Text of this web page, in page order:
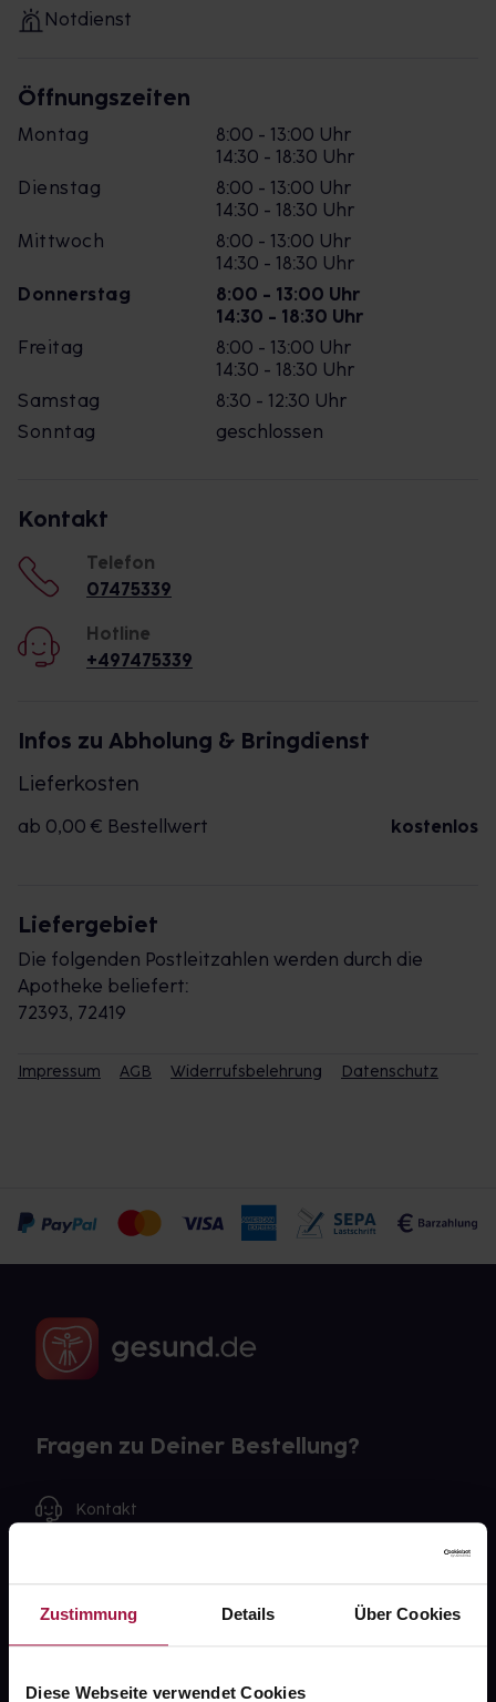
Zustimmung Details Über Cookies
Diese Webseite verwendet Cookies
Notdienst
Öffnungszeiten
Montag
8:00 - 13:00 Uhr
14:30 - 18:30 Uhr
Dienstag
8:00 - 13:00 Uhr
14:30 - 18:30 Uhr
Mittwoch
8:00 - 13:00 Uhr
14:30 - 18:30 Uhr
Donnerstag
8:00 - 13:00 Uhr
14:30 - 18:30 Uhr
Freitag
8:00 - 13:00 Uhr
14:30 - 18:30 Uhr
Samstag
8:30 - 12:30 Uhr
Sonntag
geschlossen
Kontakt
Telefon
07475339
Hotline
+497475339
Infos zu Abholung & Bringdienst
Lieferkosten
ab 0,00 € Bestellwert kostenlos
Liefergebiet
Die folgenden Postleitzahlen werden durch die
Apotheke beliefert:
72393, 72419
Impressum AGB Widerrufsbelehrung Datenschutz
Fragen zu Deiner Bestellung?
Kontakt
Widerrufsformular